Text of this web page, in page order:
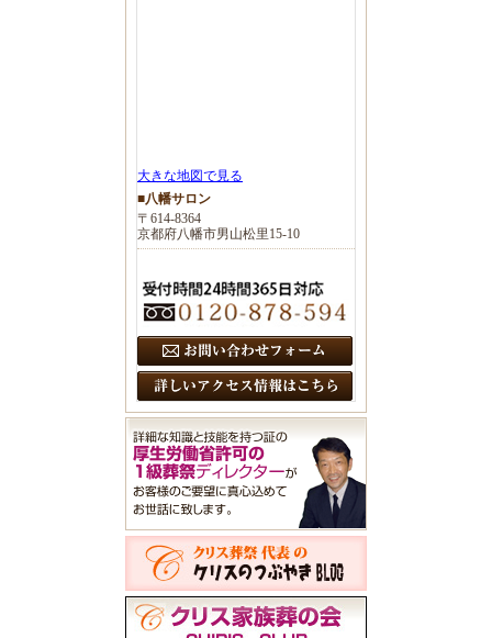
大きな地図で見る
■八幡サロン
〒614-8364
京都府八幡市男山松里15-10